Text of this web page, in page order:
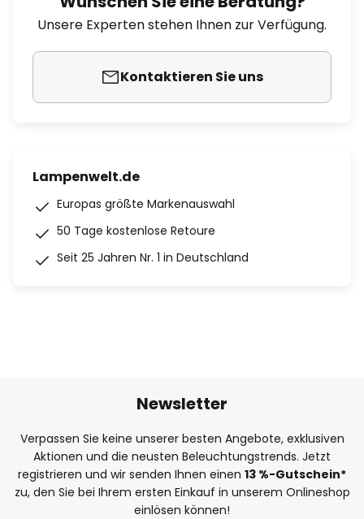
Unsere Experten stehen Ihnen zur Verfügung.
Kontaktieren Sie uns
Lampenwelt.de
Europas größte Markenauswahl
50 Tage kostenlose Retoure
Seit 25 Jahren Nr. 1 in Deutschland
Newsletter
Verpassen Sie keine unserer besten Angebote, exklusiven
Aktionen und die neusten Beleuchtungstrends. Jetzt
registrieren und wir senden Ihnen einen 13 %-Gutschein*
zu, den Sie bei Ihrem ersten Einkauf in unserem Onlineshop
einlösen können!